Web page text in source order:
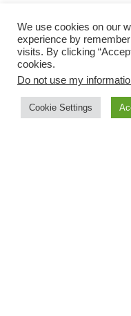
We use cookies on our
experience by
visits. By clicking
cookies.
Do not use my
Cookie Settings